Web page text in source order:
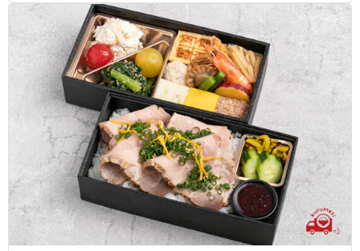
5.0
きちんとした食器なので、見た目も華やかでお値段以上に
見え、蓋を開けた瞬間「すごい」「美味しそう」という声
が上がりました。 お刺身は冷たくごはんやお吸い物はあ
たたかく、味も美味しくて皆からも好評でした！ 仕出し
弁当専門店なので、出来立てでなくても美味しいおかずで
工夫して揃えられている感じがしました。
ご利用シーン：お祝い›お宮参り
東京都国分寺市東戸倉2023/10/02